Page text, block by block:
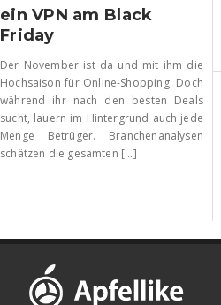
ein VPN am Black
Friday
Der November ist da und mit ihm die
Hochsaison für Online-Shopping. Doch
während ihr nach den besten Deals
sucht, lauern im Hintergrund auch jede
Menge Betrüger. Branchenanalysen
schätzen die gesamten [...]